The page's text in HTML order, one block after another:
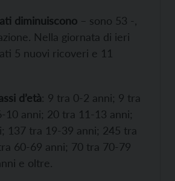
diminuiscono – sono 53 -,
Nella giornata di ieri
5 nuovi ricoveri e 11
d’età: 9 tra 0-2 anni; 9 tra
10 anni; 20 tra 11-13 anni;
137 tra 19-39 anni; 245 tra
60-69 anni; 70 tra 70-79
e oltre.